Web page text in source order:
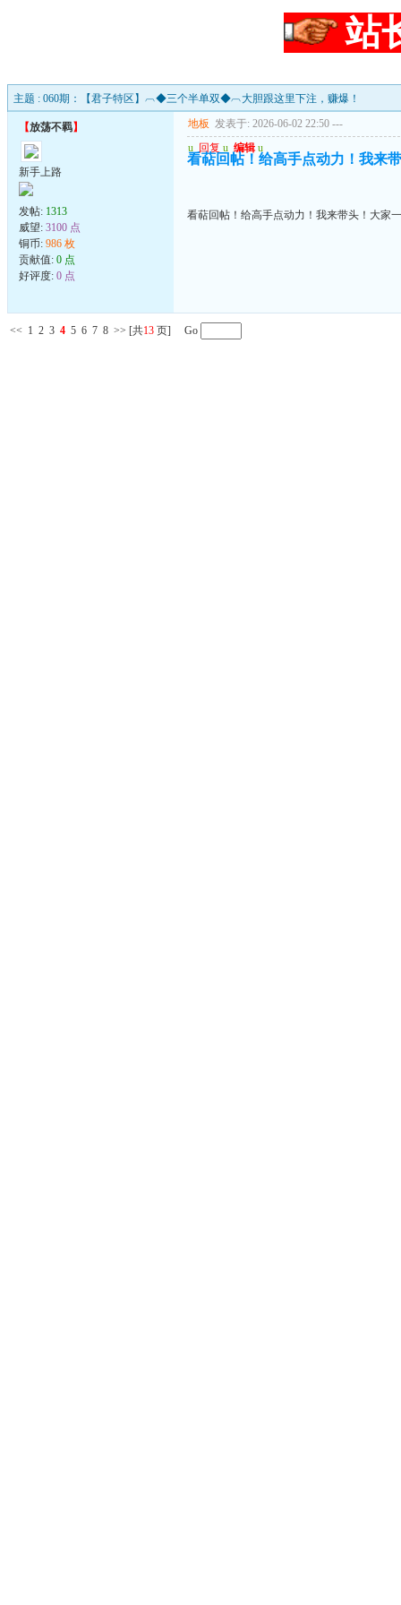
站
主题 : 060期：【君子特区】︹◆三个半单双◆︹大胆跟这里下注，赚爆！
【放荡不羁】
新手上路
发帖: 1313
威望: 3100 点
铜币: 986 枚
贡献值: 0 点
好评度: 0 点
地板 发表于: 2026-06-02 22:50 ---
u 回复 u 编辑 u
看萜回帖！给高手点动力！我来
看萜回帖！给高手点动力！我来带头！大家
<< 1 2 3 4 5 6 7 8 >> [共13 页] Go